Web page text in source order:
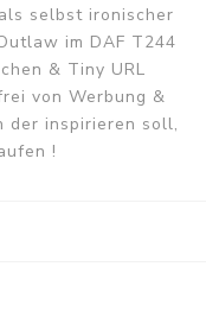
selbst ironischer
im DAF T244
& Tiny URL
von Werbung &
der inspirieren soll,
!